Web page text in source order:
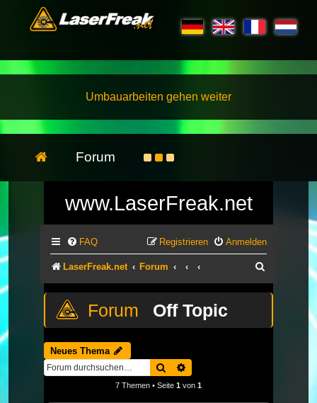
Umbauarbeiten gehen weiter
Forum
www.LaserFreak.net
FAQ Anmelden
Registrieren
LaserFreak.net Forum
Off Topic
Neues Thema
Suche
7 Themen • Seite 1 von 1